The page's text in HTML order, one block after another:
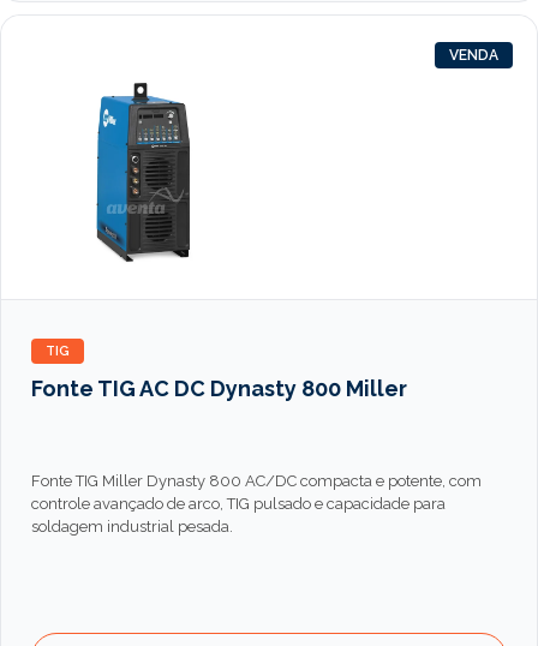
VENDA
TIG
Fonte TIG AC DC Dynasty 800 Miller
Fonte TIG Miller Dynasty 800 AC/DC compacta e potente, com
controle avançado de arco, TIG pulsado e capacidade para
soldagem industrial pesada.